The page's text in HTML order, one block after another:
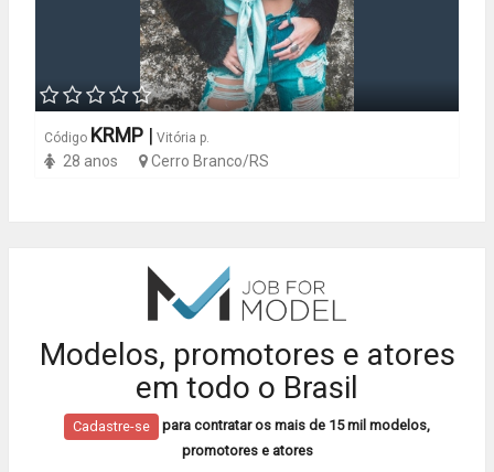
Código KRMP | Vitória p.
28 anos Cerro Branco/RS
Modelos, promotores e atores
em todo o Brasil
Cadastre-se
para contratar os mais de 15 mil modelos,
promotores e atores